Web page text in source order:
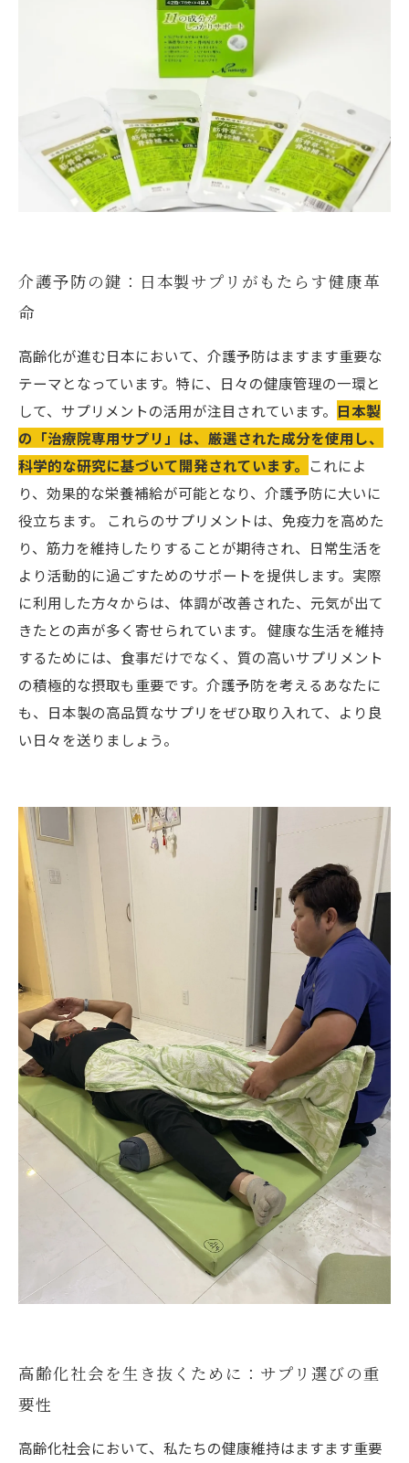
介護予防の鍵：日本製サプリがもたらす健康革
命
高齢化が進む日本において、介護予防はますます重要な
テーマとなっています。特に、日々の健康管理の一環と
して、サプリメントの活用が注目されています。 日本製
の「治療院専用サプリ」は、厳選された成分を使用し、
科学的な研究に基づいて開発されています。 これによ
り、効果的な栄養補給が可能となり、介護予防に大いに
役立ちます。 これらのサプリメントは、免疫力を高めた
り、筋力を維持したりすることが期待され、日常生活を
より活動的に過ごすためのサポートを提供します。実際
に利用した方々からは、体調が改善された、元気が出て
きたとの声が多く寄せられています。 健康な生活を維持
するためには、食事だけでなく、質の高いサプリメント
の積極的な摂取も重要です。介護予防を考えるあなたに
も、日本製の高品質なサプリをぜひ取り入れて、より良
い日々を送りましょう。
高齢化社会を生き抜くために：サプリ選びの重
要性
高齢化社会において、私たちの健康維持はますます重要